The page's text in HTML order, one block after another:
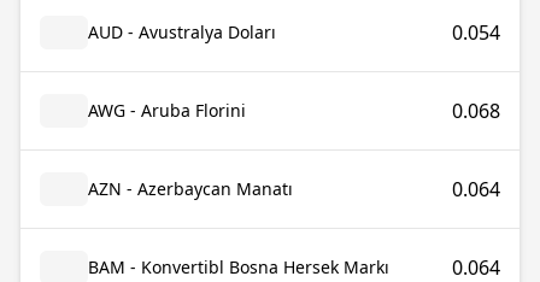
AUD - Avustralya Doları 0.054
AWG - Aruba Florini 0.068
AZN - Azerbaycan Manatı 0.064
BAM - Konvertibl Bosna Hersek Markı 0.064